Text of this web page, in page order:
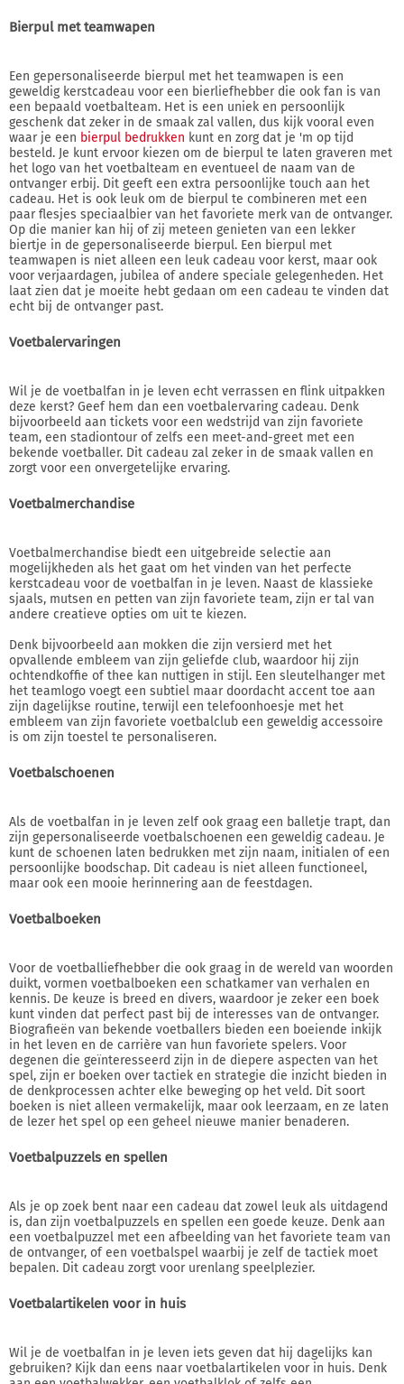
Bierpul met teamwapen
Een gepersonaliseerde bierpul met het teamwapen is een
geweldig kerstcadeau voor een bierliefhebber die ook fan is van
een bepaald voetbalteam. Het is een uniek en persoonlijk
geschenk dat zeker in de smaak zal vallen, dus kijk vooral even
waar je een bierpul bedrukken kunt en zorg dat je 'm op tijd
besteld. Je kunt ervoor kiezen om de bierpul te laten graveren met
het logo van het voetbalteam en eventueel de naam van de
ontvanger erbij. Dit geeft een extra persoonlijke touch aan het
cadeau. Het is ook leuk om de bierpul te combineren met een
paar flesjes speciaalbier van het favoriete merk van de ontvanger.
Op die manier kan hij of zij meteen genieten van een lekker
biertje in de gepersonaliseerde bierpul. Een bierpul met
teamwapen is niet alleen een leuk cadeau voor kerst, maar ook
voor verjaardagen, jubilea of andere speciale gelegenheden. Het
laat zien dat je moeite hebt gedaan om een cadeau te vinden dat
echt bij de ontvanger past.
Voetbalervaringen
Wil je de voetbalfan in je leven echt verrassen en flink uitpakken
deze kerst? Geef hem dan een voetbalervaring cadeau. Denk
bijvoorbeeld aan tickets voor een wedstrijd van zijn favoriete
team, een stadiontour of zelfs een meet-and-greet met een
bekende voetballer. Dit cadeau zal zeker in de smaak vallen en
zorgt voor een onvergetelijke ervaring.
Voetbalmerchandise
Voetbalmerchandise biedt een uitgebreide selectie aan
mogelijkheden als het gaat om het vinden van het perfecte
kerstcadeau voor de voetbalfan in je leven. Naast de klassieke
sjaals, mutsen en petten van zijn favoriete team, zijn er tal van
andere creatieve opties om uit te kiezen.
Denk bijvoorbeeld aan mokken die zijn versierd met het
opvallende embleem van zijn geliefde club, waardoor hij zijn
ochtendkoffie of thee kan nuttigen in stijl. Een sleutelhanger met
het teamlogo voegt een subtiel maar doordacht accent toe aan
zijn dagelijkse routine, terwijl een telefoonhoesje met het
embleem van zijn favoriete voetbalclub een geweldig accessoire
is om zijn toestel te personaliseren.
Voetbalschoenen
Als de voetbalfan in je leven zelf ook graag een balletje trapt, dan
zijn gepersonaliseerde voetbalschoenen een geweldig cadeau. Je
kunt de schoenen laten bedrukken met zijn naam, initialen of een
persoonlijke boodschap. Dit cadeau is niet alleen functioneel,
maar ook een mooie herinnering aan de feestdagen.
Voetbalboeken
Voor de voetballiefhebber die ook graag in de wereld van woorden
duikt, vormen voetbalboeken een schatkamer van verhalen en
kennis. De keuze is breed en divers, waardoor je zeker een boek
kunt vinden dat perfect past bij de interesses van de ontvanger.
Biografieën van bekende voetballers bieden een boeiende inkijk
in het leven en de carrière van hun favoriete spelers. Voor
degenen die geïnteresseerd zijn in de diepere aspecten van het
spel, zijn er boeken over tactiek en strategie die inzicht bieden in
de denkprocessen achter elke beweging op het veld. Dit soort
boeken is niet alleen vermakelijk, maar ook leerzaam, en ze laten
de lezer het spel op een geheel nieuwe manier benaderen.
Voetbalpuzzels en spellen
Als je op zoek bent naar een cadeau dat zowel leuk als uitdagend
is, dan zijn voetbalpuzzels en spellen een goede keuze. Denk aan
een voetbalpuzzel met een afbeelding van het favoriete team van
de ontvanger, of een voetbalspel waarbij je zelf de tactiek moet
bepalen. Dit cadeau zorgt voor urenlang speelplezier.
Voetbalartikelen voor in huis
Wil je de voetbalfan in je leven iets geven dat hij dagelijks kan
gebruiken? Kijk dan eens naar voetbalartikelen voor in huis. Denk